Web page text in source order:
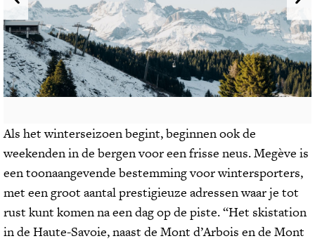
Als het winterseizoen begint, beginnen ook de
weekenden in de bergen voor een frisse neus. Megève is
een toonaangevende bestemming voor wintersporters,
met een groot aantal prestigieuze adressen waar je tot
rust kunt komen na een dag op de piste. “Het skistation
in de Haute-Savoie, naast de Mont d’Arbois en de Mont